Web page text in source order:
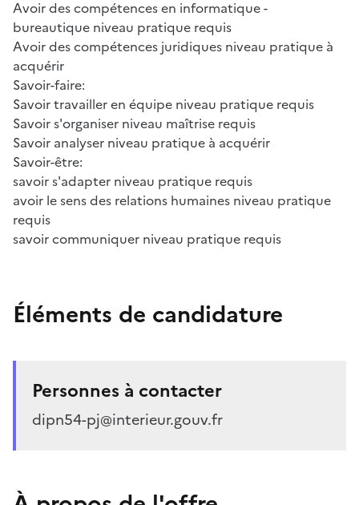
Avoir des compétences en informatique -
bureautique niveau pratique requis
Avoir des compétences juridiques niveau pratique à
acquérir
Savoir-faire:
Savoir travailler en équipe niveau pratique requis
Savoir s'organiser niveau maîtrise requis
Savoir analyser niveau pratique à acquérir
Savoir-être:
savoir s'adapter niveau pratique requis
avoir le sens des relations humaines niveau pratique
requis
savoir communiquer niveau pratique requis
Éléments de candidature
Personnes à contacter
dipn54-pj@interieur.gouv.fr